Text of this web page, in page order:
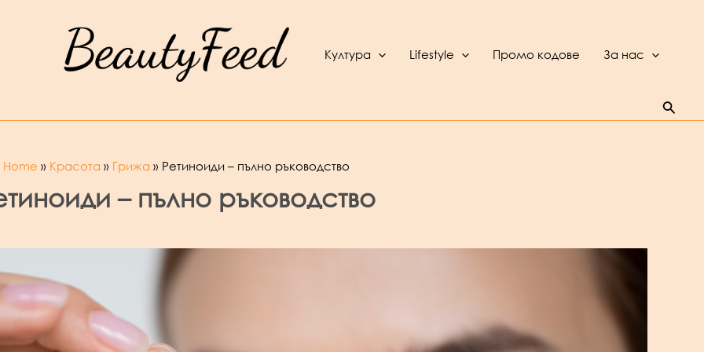
Култура Lifestyle Промо кодове За нас
Home Красота Грижа Ретиноиди – пълно ръководство
– пълно ръководство